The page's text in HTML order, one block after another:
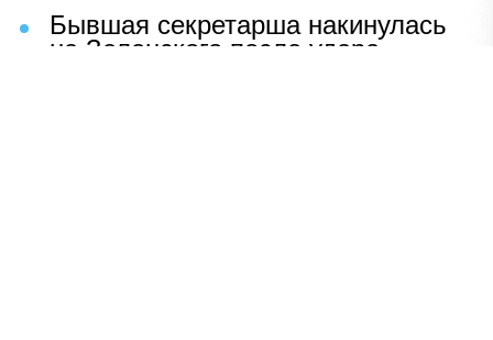
Бывшая секретарша накинулась
на Зеленского после удара